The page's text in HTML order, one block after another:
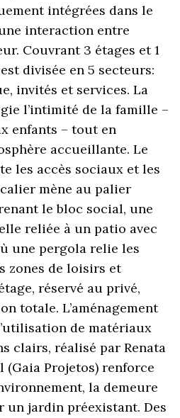
intégrées dans le
interaction entre
Couvrant 3 étages et 1
divisée en 5 secteurs:
invités et services. La
l’intimité de la famille –
enfants – tout en
accueillante. Le
les accès sociaux et les
mène au palier
le bloc social, une
reliée à un patio avec
une pergola relie les
zones de loisirs et
réservé au privé,
totale. L’aménagement
de matériaux
clairs, réalisé par Renata
Projetos) renforce
la demeure
un jardin préexistant. Des